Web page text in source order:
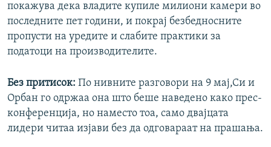
покажува дека владите купиле милиони камери во
последните пет години, и покрај безбедносните
пропусти на уредите и слабите практики за
податоци на производителите.
Без притисок: По нивните разговори на 9 мај,Си и
Орбан го одржаа она што беше наведено како прес-
конференција, но наместо тоа, само двајцата
лидери читаа изјави без да одговараат на прашања.